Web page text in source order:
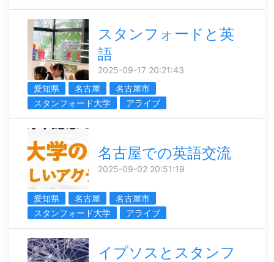
スタンフォードと英
語
2025-09-17 20:21:43
愛知県
名古屋
名古屋市
スタンフォード大学
アライブ
名古屋での英語交流
2025-09-02 20:51:19
愛知県 名古屋
名古屋市
スタンフォード大学
アライブ
イプソスとスタンフ